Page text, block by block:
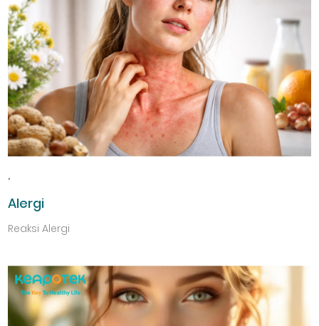
,
Alergi
Reaksi Alergi